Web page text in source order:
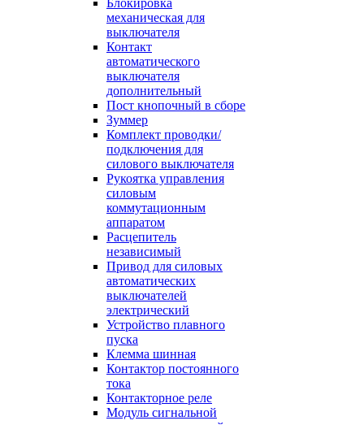
Блокировка
механическая для
выключателя
Контакт
автоматического
выключателя
дополнительный
Пост кнопочный в сборе
Зуммер
Комплект проводки/
подключения для
силового выключателя
Рукоятка управления
силовым
коммутационным
аппаратом
Расцепитель
независимый
Привод для силовых
автоматических
выключателей
электрический
Устройство плавного
пуска
Клемма шинная
Контактор постоянного
тока
Контакторное реле
Модуль сигнальной